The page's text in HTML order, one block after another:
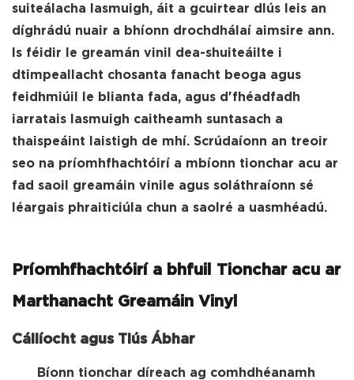
suiteálacha lasmuigh, áit a gcuirtear dlús leis an
díghrádú nuair a bhíonn drochdhálaí aimsire ann.
Is féidir le greamán vinil dea-shuiteáilte i
dtimpeallacht chosanta fanacht beoga agus
feidhmiúil le blianta fada, agus d'fhéadfadh
iarratais lasmuigh caitheamh suntasach a
thaispeáint laistigh de mhí. Scrúdaíonn an treoir
seo na príomhfhachtóirí a mbíonn tionchar acu ar
fad saoil greamáin vinile agus soláthraíonn sé
léargais phraiticiúla chun a saolré a uasmhéadú.
Príomhfhachtóirí a bhfuil Tionchar acu ar
Marthanacht Greamáin Vinyl
Cáilíocht agus Tiús Ábhar
Bíonn tionchar díreach ag comhdhéanamh